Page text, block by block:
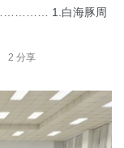
1.​白海豚周
2 分享